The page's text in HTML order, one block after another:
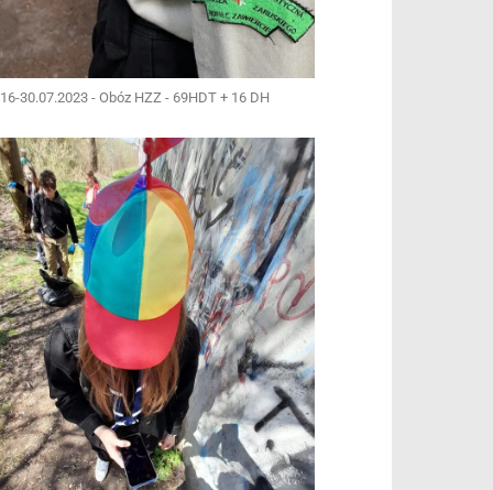
16-30.07.2023 - Obóz HZZ - 69HDT + 16 DH